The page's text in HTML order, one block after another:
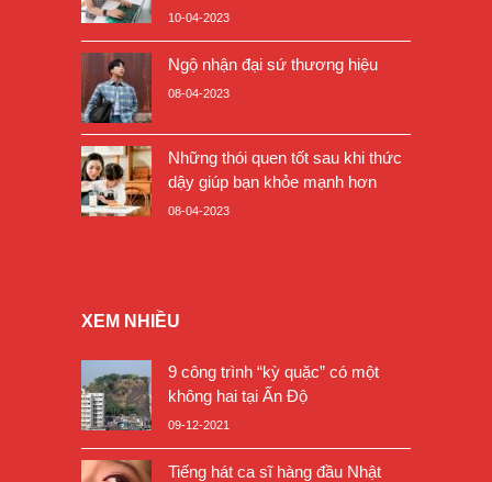
10-04-2023
Ngộ nhận đại sứ thương hiệu
08-04-2023
Những thói quen tốt sau khi thức
dậy giúp bạn khỏe mạnh hơn
08-04-2023
XEM NHIỀU
9 công trình “kỳ quặc” có một
không hai tại Ấn Độ
09-12-2021
Tiếng hát ca sĩ hàng đầu Nhật